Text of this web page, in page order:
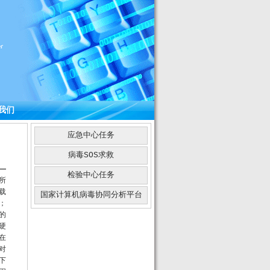
们
应急中心任务
病毒SOS求救
检验中心任务
国家计算机病毒协同分析平台